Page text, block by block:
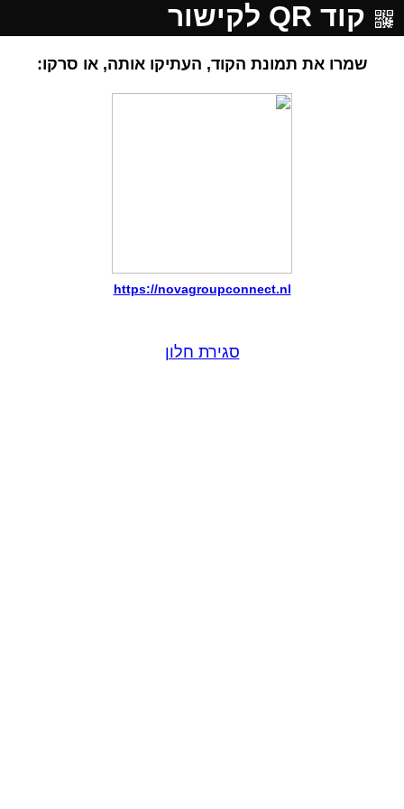
קוד QR לקישור
שמרו את תמונת הקוד, העתיקו אותה, או סרקו:
https://novagroupconnect.nl
סגירת חלון